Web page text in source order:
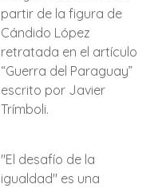
partir de la figura de
Cándido López
retratada en el artículo
“Guerra del Paraguay”
escrito por Javier
Trímboli.
"El desafío de la
igualdad" es una